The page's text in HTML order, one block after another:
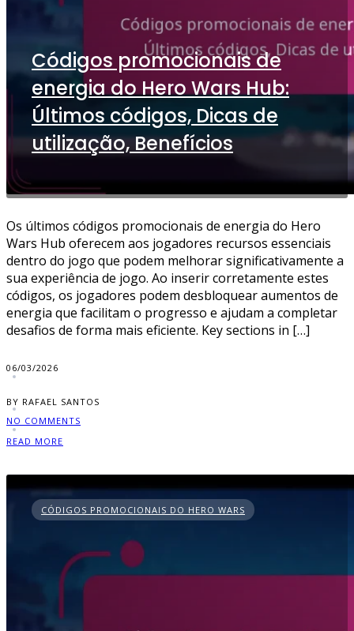
Códigos promocionais de
energia do Hero Wars Hub:
Últimos códigos, Dicas de
utilização, Benefícios
Os últimos códigos promocionais de energia do Hero
Wars Hub oferecem aos jogadores recursos essenciais
dentro do jogo que podem melhorar significativamente a
sua experiência de jogo. Ao inserir corretamente estes
códigos, os jogadores podem desbloquear aumentos de
energia que facilitam o progresso e ajudam a completar
desafios de forma mais eficiente. Key sections in […]
06/03/2026
BY RAFAEL SANTOS
NO COMMENTS
READ MORE
CÓDIGOS PROMOCIONAIS DO HERO WARS